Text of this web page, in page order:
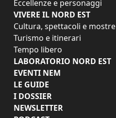
Eccellenze e personaggi
VIVERE IL NORD EST
Cultura, spettacoli e mostre
Turismo e itinerari
Tempo libero
LABORATORIO NORD EST
EVENTI NEM
LE GUIDE
I DOSSIER
NEWSLETTER